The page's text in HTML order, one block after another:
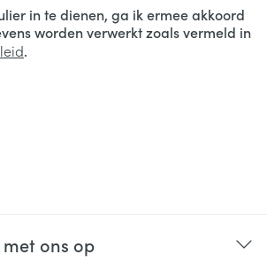
in te dienen, ga ik ermee akkoord
worden verwerkt zoals vermeld in
.
ons op